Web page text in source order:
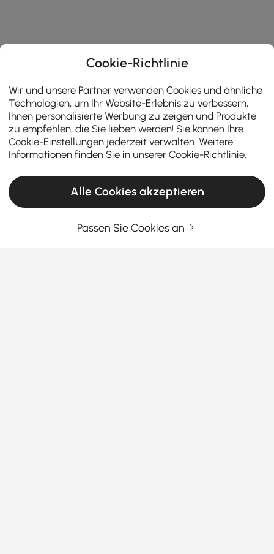
Products in the current category have been updated to show the latest 1 items
Geben Sie Ihre E-Mail-Adresse EinJetzt registrieren
Cookie-Richtlinie
Wir und unsere Partner verwenden Cookies und ähnliche
Technologien, um Ihr Website-Erlebnis zu verbessern,
Ihnen personalisierte Werbung zu zeigen und Produkte
zu empfehlen, die Sie lieben werden! Sie können Ihre
Cookie-Einstellungen jederzeit verwalten. Weitere
Informationen finden Sie in unsererCookie-Richtlinie
Alle Cookies akzeptieren
Passen Sie Cookies an